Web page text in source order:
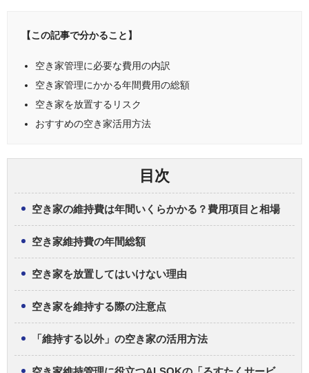
【この記事で分かること】
空き家管理に必要な費用の内訳
空き家管理にかかる年間費用の総額
空き家を放置するリスク
おすすめの空き家活用方法
目次
空き家の維持費は年間いくらかかる？費用項目と相場
空き家維持費の年間総額
空き家を放置してはいけない理由
空き家を維持する際の注意点
「維持する以外」の空き家の活用方法